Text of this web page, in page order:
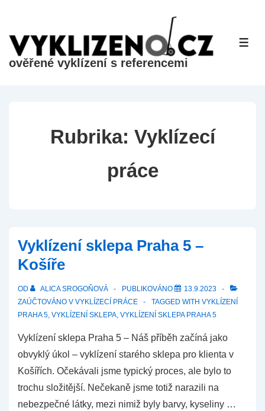
na
hlavní
ověřené vyklízení s referencemi
Rubrika: Vyklízecí
práce
Vyklízení sklepa Praha 5 –
Košíře
OD ALICA SROGOŇOVÁ PUBLIKOVÁNO
13.9.2023
ZAÚČTOVÁNO V VYKLÍZECÍ PRÁCE TAGGED WITH VYKLÍZENÍ
PRAHA 5, VYKLÍZENÍ SKLEPA, VYKLÍZENÍ SKLEPA PRAHA 5
Vyklízení sklepa Praha 5 – Náš příběh začíná jako
obvyklý úkol – vyklízení starého sklepa pro klienta v
Košířích. Očekávali jsme typický proces, ale bylo to
trochu složitější. Nečekaně jsme totiž narazili na
nebezpečné látky, mezi nimiž byly barvy, kyseliny …